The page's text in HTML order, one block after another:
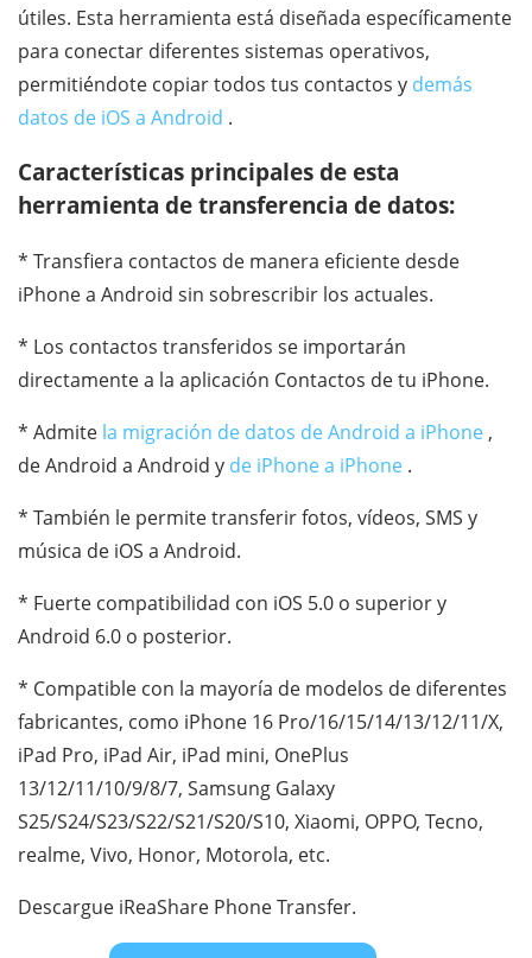
útiles. Esta herramienta está diseñada específicamente
para conectar diferentes sistemas operativos,
permitiéndote copiar todos tus contactos y demás
datos de iOS a Android .
Características principales de esta
herramienta de transferencia de datos:
* Transfiera contactos de manera eficiente desde
iPhone a Android sin sobrescribir los actuales.
* Los contactos transferidos se importarán
directamente a la aplicación Contactos de tu iPhone.
* Admite la migración de datos de Android a iPhone ,
de Android a Android y de iPhone a iPhone .
* También le permite transferir fotos, vídeos, SMS y
música de iOS a Android.
* Fuerte compatibilidad con iOS 5.0 o superior y
Android 6.0 o posterior.
* Compatible con la mayoría de modelos de diferentes
fabricantes, como iPhone 16 Pro/16/15/14/13/12/11/X,
iPad Pro, iPad Air, iPad mini, OnePlus
13/12/11/10/9/8/7, Samsung Galaxy
S25/S24/S23/S22/S21/S20/S10, Xiaomi, OPPO, Tecno,
realme, Vivo, Honor, Motorola, etc.
Descargue iReaShare Phone Transfer.